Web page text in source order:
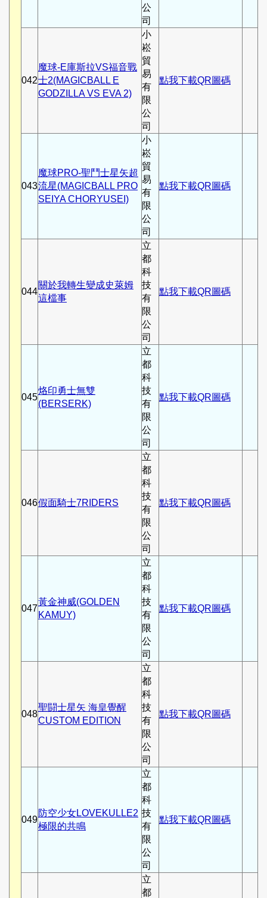
公
司
042
魔球-E庫斯拉VS福音戰
士2(MAGICBALL E
GODZILLA VS EVA 2)
小
崧
貿
易
有
限
公
司
點我下載QR圖碼
043
魔球PRO-聖鬥士星矢超
流星(MAGICBALL PRO
SEIYA CHORYUSEI)
小
崧
貿
易
有
限
公
司
點我下載QR圖碼
044
關於我轉生變成史萊姆
這檔事
立
都
科
技
有
限
公
司
點我下載QR圖碼
045
烙印勇士無雙
(BERSERK)
立
都
科
技
有
限
公
司
點我下載QR圖碼
046假面騎士7RIDERS
立
都
科
技
有
限
公
司
點我下載QR圖碼
047
黃金神威(GOLDEN
KAMUY)
立
都
科
技
有
限
公
司
點我下載QR圖碼
048
聖闘士星矢 海皇覺醒
CUSTOM EDITION
立
都
科
技
有
限
公
司
點我下載QR圖碼
049
防空少女LOVEKULLE2
極限的共鳴
立
都
科
技
有
限
公
司
點我下載QR圖碼
立
都